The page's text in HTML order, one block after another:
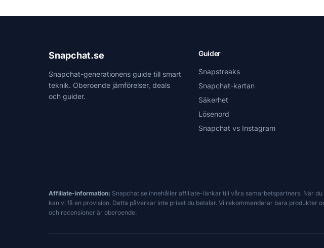
Snapchat.se
Snapchat-generationens guide till smart
teknik. Oberoende jämförelser, deals
och guider.
Guider
Snapstreaks
Snapchat-kartan
Säkerhet
Lösenord
Snapchat vs Instagram
Affiliate-information: Snapchat.se innehåller affiliate-länkar till våra samarbetspartners. När
kan vi få en provision. Detta påverkar inte priset du betalar. Vi rekommenderar bara produkter
och recensioner är oberoende.